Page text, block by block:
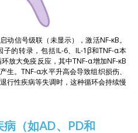
动信号级联（未显示），激活NF-κB。
的转录，包括IL-6、IL-1β和TNF-α本
放大免疫反应，其中TNF-α增加NF-κB
生。TNF-α水平升高会导致组织损伤、
行性疾病等失调时，这种循环会持续慢
（如AD、PD和